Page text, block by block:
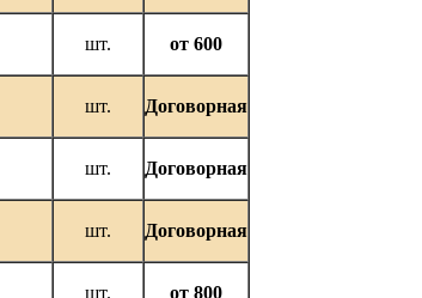
шт. от 600
шт. Договорная
шт. Договорная
шт. Договорная
шт. от 800